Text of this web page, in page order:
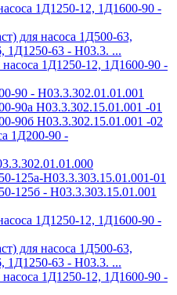
1Д1250-12, 1Д1600-90 -
для насоса 1Д500-63,
1Д1250-63 - Н03.3. ...
1Д1250-12, 1Д1600-90 -
90 - H03.3.302.01.01.001
90а H03.3.302.15.01.001 -01
90б H03.3.302.15.01.001 -02
1Д200-90 -
125а-Н03.3.303.15.01.001-01
125б - Н03.3.303.15.01.001
1Д1250-12, 1Д1600-90 -
для насоса 1Д500-63,
1Д1250-63 - Н03.3. ...
1Д1250-12, 1Д1600-90 -